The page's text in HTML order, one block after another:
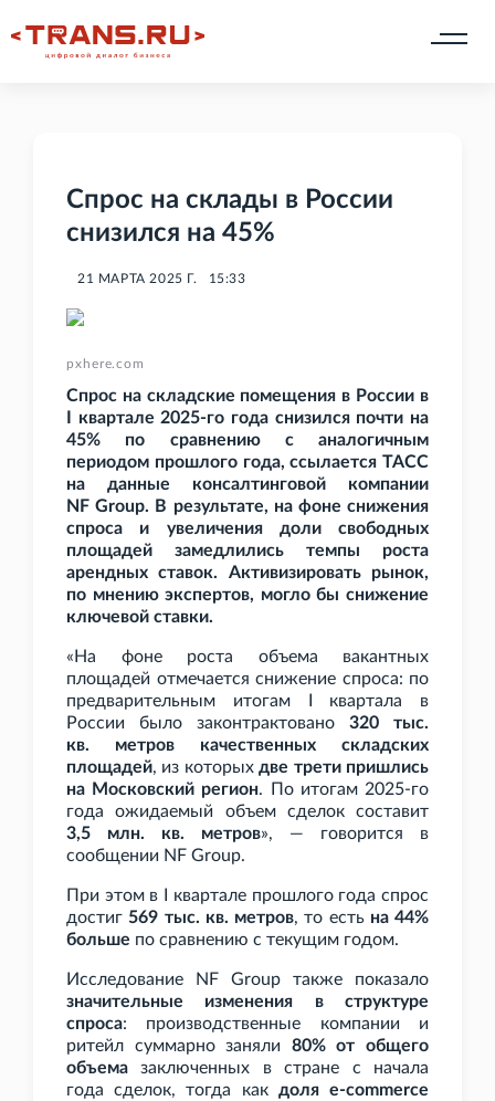
Спрос на склады в России
снизился на 45%
21 МАРТА 2025 Г. 15:33
pxhere.com
Спрос на складские помещения в России в
квартале 2025-го года снизился почти на
45% по сравнению с аналогичным
периодом прошлого года, ссылается ТАСС
на данные консалтинговой компании
NF Group. В результате, на фоне снижения
спроса и увеличения доли свободных
площадей замедлились темпы роста
арендных ставок. Активизировать рынок,
по мнению экспертов, могло бы снижение
ключевой ставки.
«На фоне роста объема вакантных
площадей отмечается снижение спроса: по
предварительным итогам I
квартала в
России было законтрактовано 320
тыс.
кв.
метров качественных складских
площадей, из которыхдве трети пришлись
на Московский регион. По итогам 2025-го
года ожидаемый объем сделок составит
3,5
млн. кв. метров», — говорится в
сообщении NF Group.
При этом в I
квартале прошлого года спрос
достиг 569 тыс. кв. метров, то есть на 44%
больше по сравнению с текущим годом.
Исследование NF
Group также показало
значительные изменения в структуре
спроса: производственные компании и
ритейл суммарно заняли 80% от общего
объема заключенных в стране с начала
года сделок, тогда как доля e-commerce